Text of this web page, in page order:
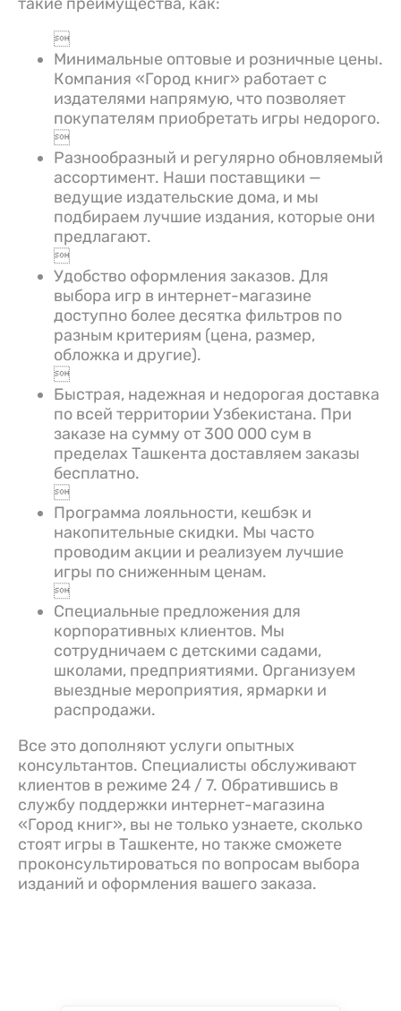

Минимальные оптовые и розничные цены.
Компания «Город книг» работает с
издателями напрямую, что позволяет
покупателям приобретать игры недорого.

Разнообразный и регулярно обновляемый
ассортимент. Наши поставщики —
ведущие издательские дома, и мы
подбираем лучшие издания, которые они
предлагают.

Удобство оформления заказов. Для
выбора игр в интернет-магазине
доступно более десятка фильтров по
разным критериям (цена, размер,
обложка и другие).

Быстрая, надежная и недорогая доставка
по всей территории Узбекистана. При
заказе на сумму от 300 000 сум в
пределах Ташкента доставляем заказы
бесплатно.

Программа лояльности, кешбэк и
накопительные скидки. Мы часто
проводим акции и реализуем лучшие
игры по сниженным ценам.

Специальные предложения для
корпоративных клиентов. Мы
сотрудничаем с детскими садами,
школами, предприятиями. Организуем
выездные мероприятия, ярмарки и
распродажи.
Все это дополняют услуги опытных
консультантов. Специалисты обслуживают
клиентов в режиме 24 / 7. Обратившись в
службу поддержки интернет-магазина
«Город книг», вы не только узнаете, сколько
стоят игры в Ташкенте, но также сможете
проконсультироваться по вопросам выбора
изданий и оформления вашего заказа.